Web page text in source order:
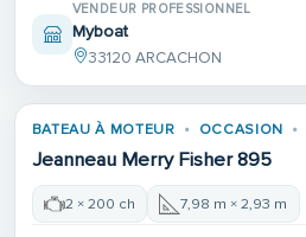
VENDEUR PROFESSIONNEL
Myboat
33120 ARCACHON
BATEAU À MOTEUR OCCASION
Jeanneau Merry Fisher 895
2 × 200 ch 7,98 m × 2,93 m